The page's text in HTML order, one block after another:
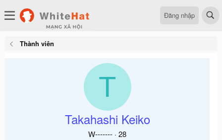
Đăng nhập
Thành viên
T
Takahashi Keiko
W------- · 28